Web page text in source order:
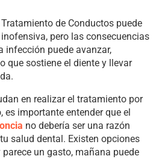
de Conductos puede
pero las consecuencias
infección puede avanzar,
que sostiene el diente y llevar
en realizar el tratamiento por
es importante entender que el
no debería ser una razón
salud dental. Existen opciones
un gasto, mañana puede